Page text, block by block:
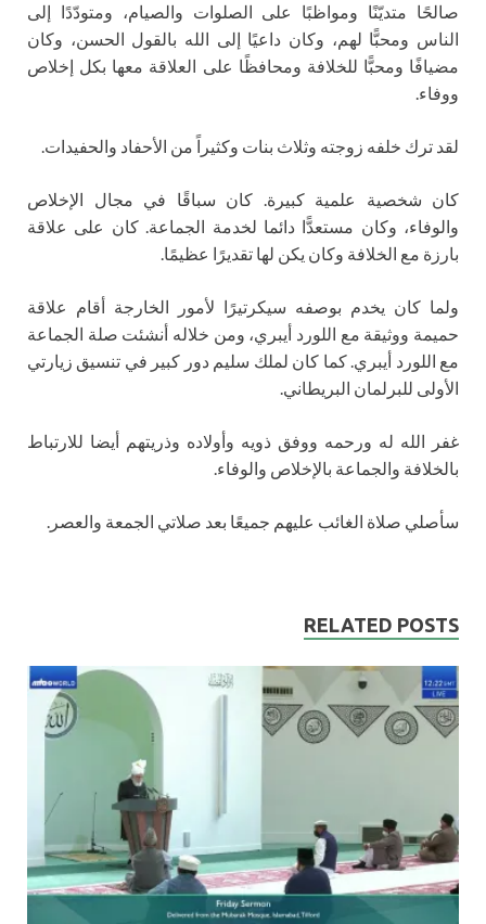
صالحًا متديّنًا ومواظبًا على الصلوات والصيام، ومتودّدًا إلى
الناس ومحبًّا لهم، وكان داعيًا إلى الله بالقول الحسن، وكان
مضيافًا ومحبًّا للخلافة ومحافظًا على العلاقة معها بكل إخلاص
ووفاء.
لقد ترك خلفه زوجته وثلاث بنات وكثيراً من الأحفاد والحفيدات.
كان شخصية علمية كبيرة. كان سباقًا في مجال الإخلاص
والوفاء، وكان مستعدًّا دائما لخدمة الجماعة. كان على علاقة
بارزة مع الخلافة وكان يكن لها تقديرًا عظيمًا.
ولما كان يخدم بوصفه سيكرتيرًا لأمور الخارجة أقام علاقة
حميمة ووثيقة مع اللورد أيبري، ومن خلاله أنشئت صلة الجماعة
مع اللورد أيبري. كما كان لملك سليم دور كبير في تنسيق زيارتي
الأولى للبرلمان البريطاني.
غفر الله له ورحمه ووفق ذويه وأولاده وذريتهم أيضا للارتباط
بالخلافة والجماعة بالإخلاص والوفاء.
سأصلي صلاة الغائب عليهم جميعًا بعد صلاتي الجمعة والعصر.
RELATED POSTS